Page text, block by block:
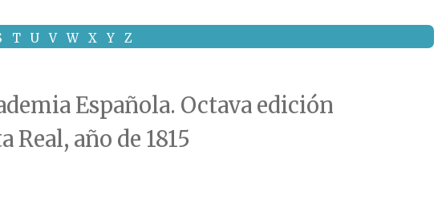
T U V W X Y Z
Española. Octava edición
año de 1815